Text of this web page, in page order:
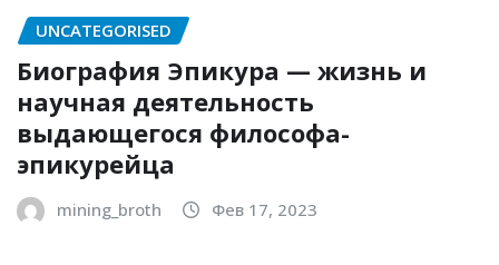
UNCATEGORISED
Биография Эпикура — жизнь и
научная деятельность
выдающегося философа-
эпикурейца
mining_broth Фев 17, 2023